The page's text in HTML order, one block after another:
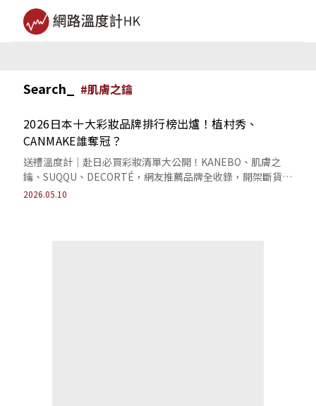
Search_ #肌膚之鑰
2026日本十大彩妝品牌排行榜出爐！植村秀、
CANMAKE誰奪冠？
送禮溫度計｜赴日必買彩妝清單大公開！KANEBO、肌膚之
鑰、SUQQU、DECORTÉ，網友推薦品牌全收錄，開架斷貨神
器到頂級專櫃底妝通通有。
2026.05.10